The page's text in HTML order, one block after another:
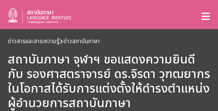
ข่าวสารและสาระความรู้ ข่าวสถาบันภาษา
สถาบันภาษา จุฬาฯ ขอแสดงความยินดี
กับ รองศาสตราจารย์ ดร.จิรดา วุฑฒยากร
ในโอกาสได้รับการแต่งตั้งให้ดำรงตำแหน่ง
ผู้อำนวยการสถาบันภาษา